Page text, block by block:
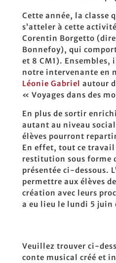
Cette année, la classe
s’atteler à cette
Corentin Borgetto
Bonnefoy), qui
et 8 CM1).
notre intervenante en
Léonie Gabriel autour
« Voyages dans des
En plus de sortir
autant au niveau
élèves pourront
En effet, tout ce
restitution sous forme
présentée ci-dessous.
permettre aux élèves
création avec leurs
a eu lieu le lundi 5 juin
Veuillez trouver ci-
conte musical créé et